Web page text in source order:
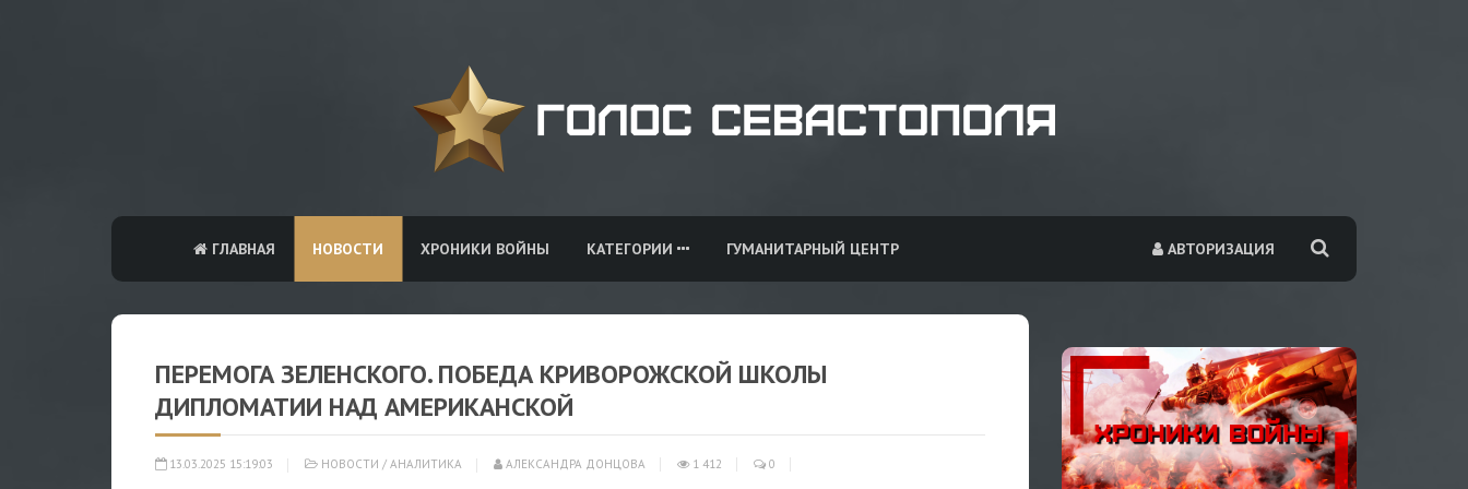
АВТОРИЗАЦИЯ
ГЛАВНАЯ НОВОСТИ ХРОНИКИ ВОЙНЫ КАТЕГОРИИ ГУМАНИТАРНЫЙ ЦЕНТР
ПЕРЕМОГА ЗЕЛЕНСКОГО. ПОБЕДА КРИВОРОЖСКОЙ ШКОЛЫ
ДИПЛОМАТИИ НАД АМЕРИКАНСКОЙ
13.03.2025 15:19:03 НОВОСТИ / АНАЛИТИКА АЛЕКСАНДРА ДОНЦОВА 1 412 0